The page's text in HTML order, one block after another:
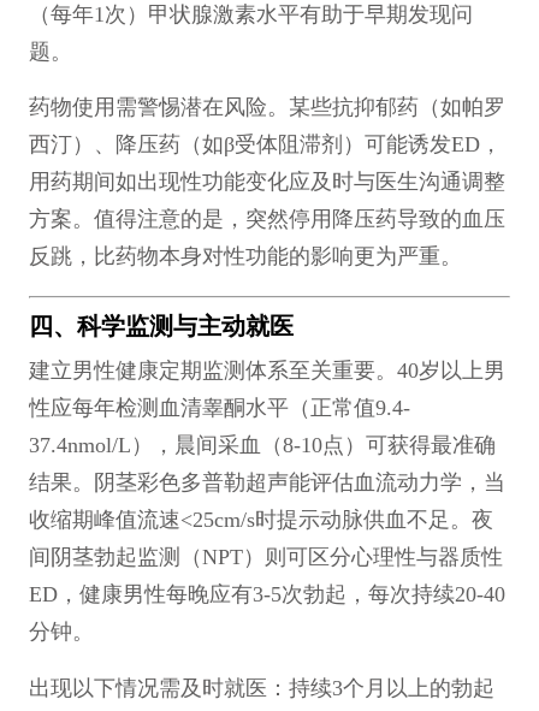
（每年1次）甲状腺激素水平有助于早期发现问
题。
药物使用需警惕潜在风险。某些抗抑郁药（如帕罗
西汀）、降压药（如β受体阻滞剂）可能诱发ED，
用药期间如出现性功能变化应及时与医生沟通调整
方案。值得注意的是，突然停用降压药导致的血压
反跳，比药物本身对性功能的影响更为严重。
四、科学监测与主动就医
建立男性健康定期监测体系至关重要。40岁以上男
性应每年检测血清睾酮水平（正常值9.4-
37.4nmol/L），晨间采血（8-10点）可获得最准确
结果。阴茎彩色多普勒超声能评估血流动力学，当
收缩期峰值流速<25cm/s时提示动脉供血不足。夜
间阴茎勃起监测（NPT）则可区分心理性与器质性
ED，健康男性每晚应有3-5次勃起，每次持续20-40
分钟。
出现以下情况需及时就医：持续3个月以上的勃起